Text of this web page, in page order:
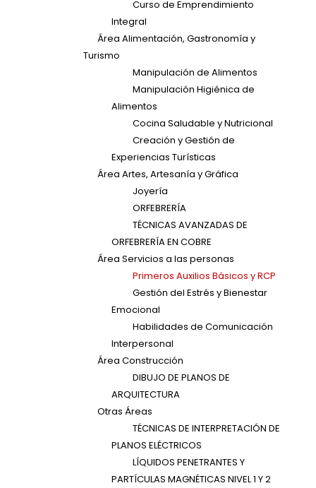
Curso de Emprendimiento
Integral
Área Alimentación, Gastronomía y
Turismo
Manipulación de Alimentos
Manipulación Higiénica de
Alimentos
Cocina Saludable y Nutricional
Creación y Gestión de
Experiencias Turísticas
Área Artes, Artesanía y Gráfica
Joyería
ORFEBRERÍA
TÉCNICAS AVANZADAS DE
ORFEBRERÍA EN COBRE
Área Servicios a las personas
Primeros Auxilios Básicos y RCP
Gestión del Estrés y Bienestar
Emocional
Habilidades de Comunicación
Interpersonal
Área Construcción
DIBUJO DE PLANOS DE
ARQUITECTURA
Otras Áreas
TÉCNICAS DE INTERPRETACIÓN DE
PLANOS ELÉCTRICOS
LÍQUIDOS PENETRANTES Y
PARTÍCULAS MAGNÉTICAS NIVEL 1 Y 2